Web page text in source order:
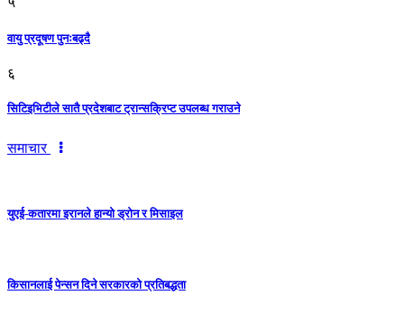
वायु प्रदूषण पुनःबढ्दै
६
सिटिइभिटीले सातै प्रदेशबाट ट्रान्सक्रिप्ट उपलब्ध गराउने
समाचार
युएई-कतारमा इरानले हान्यो ड्रोन र मिसाइल
किसानलाई पेन्सन दिने सरकारको प्रतिबद्धता